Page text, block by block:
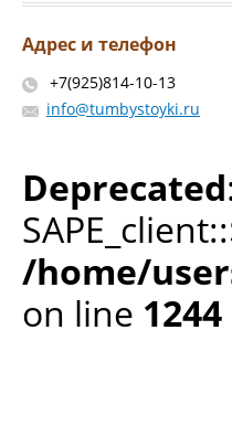
Адрес и телефон
+7(925)814-10-13
info@tumbystoyki.ru
Deprecated
/home/
on line 1244